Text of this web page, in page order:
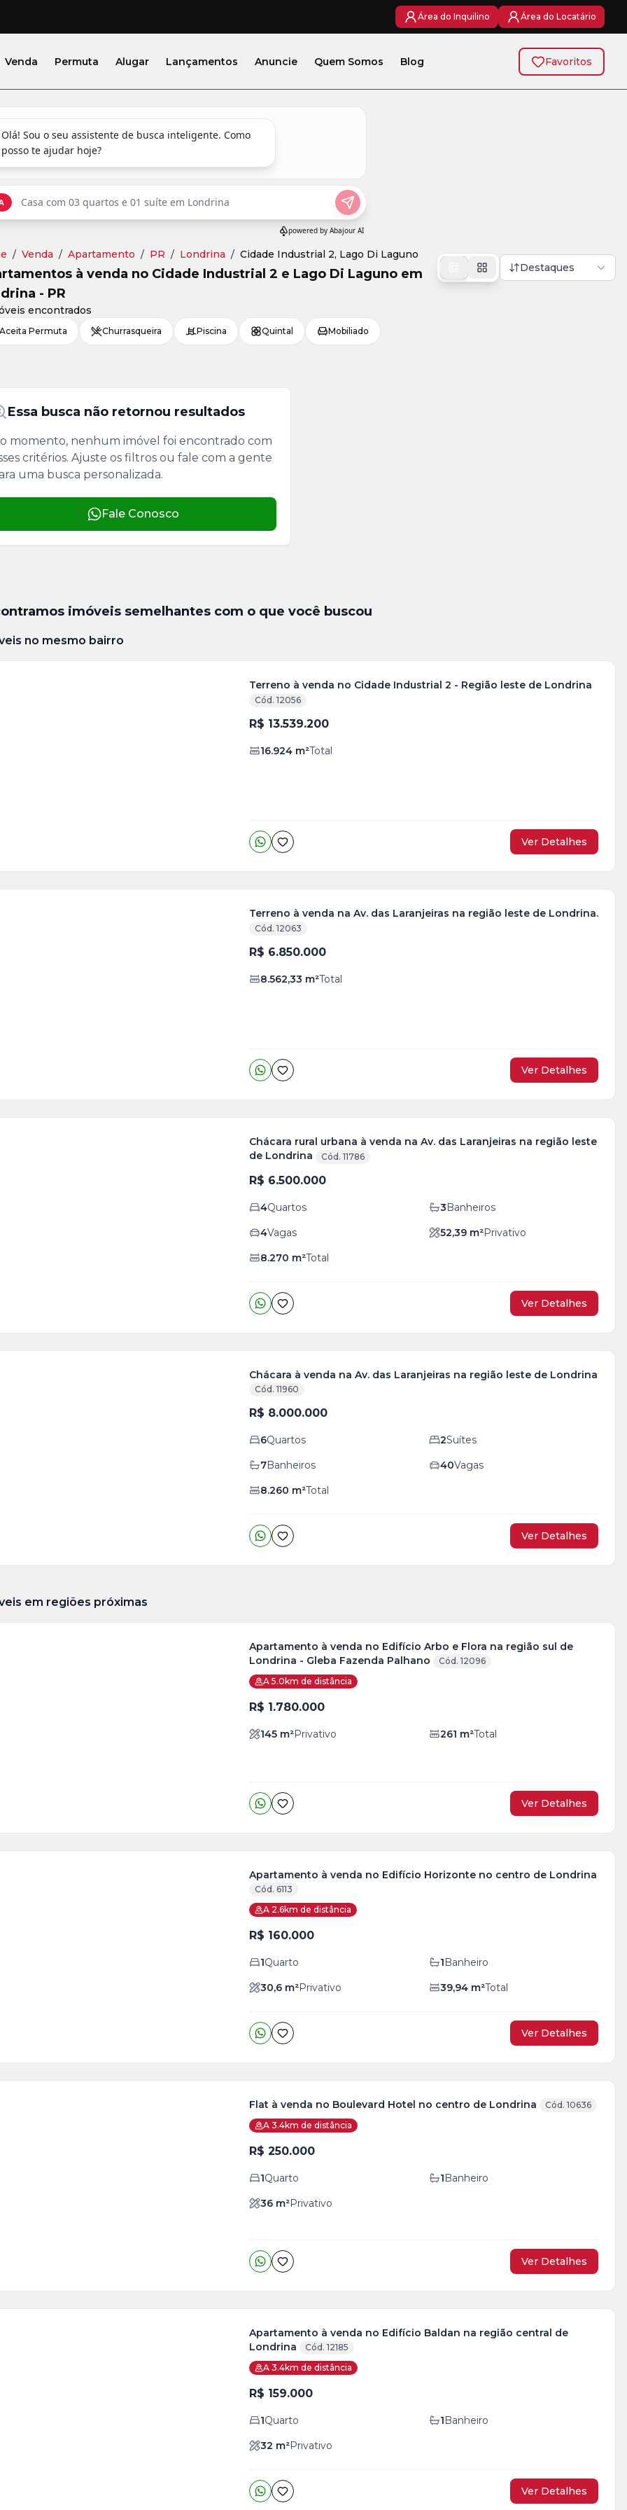
Área do Inquilino Área do Locatário
Venda Permuta Alugar Lançamentos Anuncie Quem Somos Blog Favoritos
/ Venda / Apartamento / PR / Londrina / Cidade Industrial 2, Lago Di Laguno
à venda no Cidade Industrial 2 e Lago Di Laguno em
- PR
encontrados
Destaques
Permuta Churrasqueira Piscina Quintal Mobiliado
Essa busca não retornou resultados
momento, nenhum imóvel foi encontrado com
critérios. Ajuste os filtros ou fale com a gente
uma busca personalizada.
Fale Conosco
imóveis semelhantes com o que você buscou
no mesmo bairro
Terreno à venda no Cidade Industrial 2 - Região leste de Londrina
Cód. 12056
R$ 13.539.200
16.924m²Total
Ver Detalhes
Terreno à venda na Av. das Laranjeiras na região leste de Londrina.
Cód. 12063
R$ 6.850.000
8.562,33 m²Total
Ver Detalhes
Chácara rural urbana à venda na Av. das Laranjeiras na região leste
de Londrina
Cód. 11786
R$ 6.500.000
4Quartos 3Banheiros
4Vagas 52,39 m²Privativo
8.270 m²Total
Ver Detalhes
Chácara à venda na Av. das Laranjeiras na região leste de Londrina
Cód. 11960
R$ 8.000.000
6Quartos 2Suítes
7Banheiros 40Vagas
8.260 m²Total
Ver Detalhes
em regiões próximas
Apartamento à venda no Edifício Arbo e Flora na região sul de
Londrina - Gleba Fazenda Palhano
Cód. 12096
A 5.0km de distância
R$ 1.780.000
145m²Privativo 261 m²Total
Ver Detalhes
Apartamento à venda no Edifício Horizonte no centro de Londrina
Cód. 6113
A 2.6km de distância
R$ 160.000
1Quarto 1Banheiro
30,6m²Privativo 39,94 m²Total
Ver Detalhes
Flat à venda no Boulevard Hotel no centro de Londrina
Cód. 10636
A 3.4km de distância
R$ 250.000
1Quarto 1 Banheiro
36m²Privativo
Ver Detalhes
Apartamento à venda no Edifício Baldan na região central de
Londrina
Cód. 12185
A 3.4km de distância
R$ 159.000
1Quarto 1 Banheiro
32 m²Privativo
Ver Detalhes